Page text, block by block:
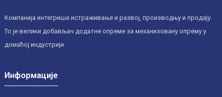
Компанија интегрише истраживање и развој, производњу и продају.
То је велики добављач додатне опреме за механизовану опрему у
домаћој индустрији.
Информације